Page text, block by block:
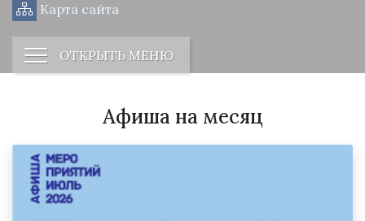
Карта сайта
ОТКРЫТЬ МЕНЮ
Афиша на месяц